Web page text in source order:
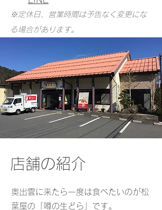
​※定休日、営業時間は予告なく変更にな
る場合があります。
店舗の紹介
奥出雲に来たら一度は食べたいのが松
葉屋の「噂の生どら」です。